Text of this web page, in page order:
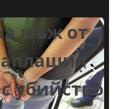
мъж от
убийство